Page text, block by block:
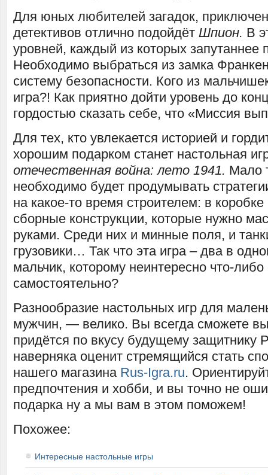
Для юных любителей загадок,
детективов отлично подойдёт Шпион. В
уровней, каждый из которых запутаннее
Необходимо выбраться из замка
систему безопасности. Кого из
игра?! Как приятно дойти уровень до
гордостью сказать себе, что «Миссия
Для тех, кто увлекается историей и
хорошим подарком станет настольная
отечественная война: лето 1941. Мало
необходимо будет продумывать
на какое-то время строителем: в коробке
сборные конструкции, которые нужно
руками. Среди них и минные поля, и
грузовики… Так что эта игра – два в
мальчик, которому неинтересно что-либо
самостоятельно?
Разнообразие настольных игр для
мужчин, — велико. Вы всегда сможете
придётся по вкусу будущему защитнику
наверняка оценит стремящийся стать
нашего магазина Rus-Igra.ru.
предпочтения и хобби, и вы точно не
подарка ну а мы вам в этом поможем!
Похожее:
Интересные настольные игры